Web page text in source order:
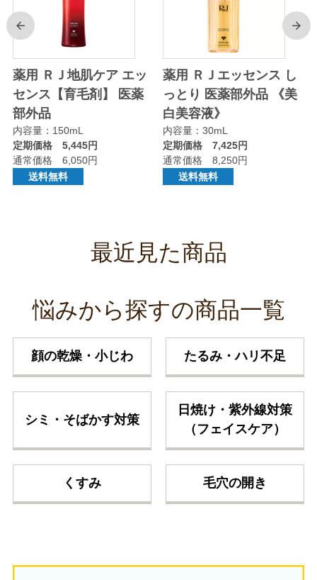
前
薬用 ＲＪ地肌ケア エッ
センス【育毛剤】 医薬
部外品
内容量：150mL
定期価格 5,445円
通常価格 6,050円
送料無料
薬用 ＲＪエッセンス し
っとり 医薬部外品 《美
白美容液》
内容量：30mL
定期価格 7,425円
通常価格 8,250円
送料無料
次
最近見た商品
悩みから探すの商品一覧
顔の乾燥・小じわ たるみ・ハリ不足
シミ・そばかす対策
日焼け・紫外線対策
（フェイスケア）
くすみ 毛穴の開き